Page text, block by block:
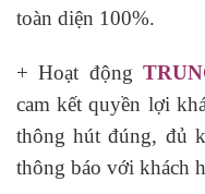
toàn diện 100%.
+ Hoạt động
cam kết quyền lợi
thông hút đúng, đủ
thông báo với khách